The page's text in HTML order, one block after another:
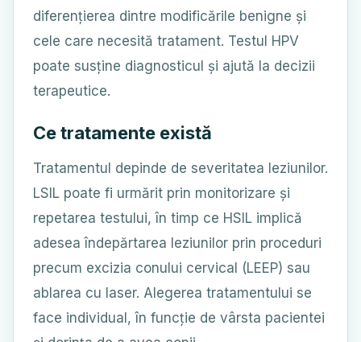
diferențierea dintre modificările benigne și
cele care necesită tratament. Testul HPV
poate susține diagnosticul și ajută la decizii
terapeutice.
Ce tratamente există
Tratamentul depinde de severitatea leziunilor.
LSIL poate fi urmărit prin monitorizare și
repetarea testului, în timp ce HSIL implică
adesea îndepărtarea leziunilor prin proceduri
precum excizia conului cervical (LEEP) sau
ablarea cu laser. Alegerea tratamentului se
face individual, în funcție de vârsta pacientei